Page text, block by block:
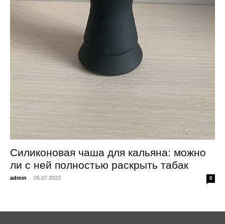
Силиконовая чаша для кальяна: можно
ли с ней полностью раскрыть табак
admin - 05.07.2023 0